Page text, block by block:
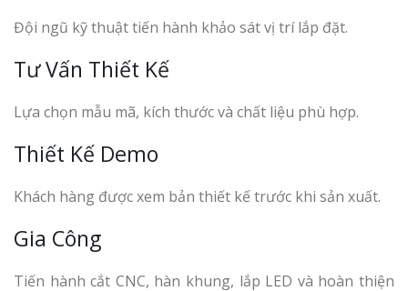
Đội ngũ kỹ thuật tiến hành khảo sát vị trí lắp đặt.
Tư Vấn Thiết Kế
Lựa chọn mẫu mã, kích thước và chất liệu phù hợp.
Thiết Kế Demo
Khách hàng được xem bản thiết kế trước khi sản xuất.
Gia Công
Tiến hành cắt CNC, hàn khung, lắp LED và hoàn thiện